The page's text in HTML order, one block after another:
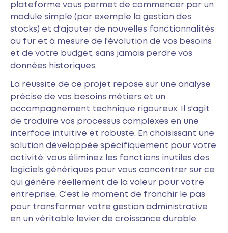
plateforme vous permet de commencer par un
module simple (par exemple la gestion des
stocks) et d'ajouter de nouvelles fonctionnalités
au fur et à mesure de l'évolution de vos besoins
et de votre budget, sans jamais perdre vos
données historiques.
La réussite de ce projet repose sur une analyse
précise de vos besoins métiers et un
accompagnement technique rigoureux. Il s'agit
de traduire vos processus complexes en une
interface intuitive et robuste. En choisissant une
solution développée spécifiquement pour votre
activité, vous éliminez les fonctions inutiles des
logiciels génériques pour vous concentrer sur ce
qui génère réellement de la valeur pour votre
entreprise. C'est le moment de franchir le pas
pour transformer votre gestion administrative
en un véritable levier de croissance durable.